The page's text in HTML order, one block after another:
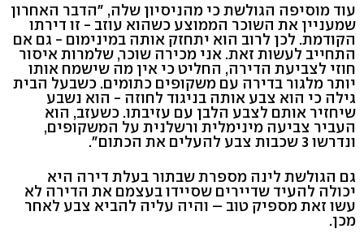
עוד מוסיפה הגולשת כי מהניסיון שלה, "הדבר האחרון
שמעניין את השוכר הממוצע כשהוא עוזב - זו דירתו
הקודמת. לכן לרוב הוא יתחזק אותה במינימום - גם אם
התחייב לעשות זאת. אני מכירה שוכר, שלמרות איסור
חוזי לצביעת הדירה, החליט כי אין מה שישמח אותו
יותר מלגור בדירה עם משקופים כתומים. כשבעל הבית
גילה כי הוא צבע אותה בניגוד לחוזה - הוא נשבע
שיחזיר אותם לצבע הלבן עם עזיבתו. כשעזב, הוא
העביר צביעה מינימלית ורשלנית על המשקופים,
ונדרשו 3 שכבות צבע להעלים את הכתום".
גם הגולשת לינה מספרת שבתור בעלת דירה היא
יכולה להעיד שדיירים שסיידו בעצמם את הדירה לא
עשו זאת מספיק טוב – והיה עליה להביא צבע לאחר
מכן.